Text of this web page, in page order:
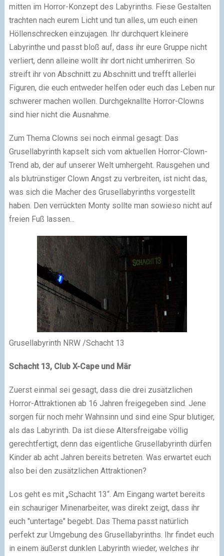
mitten im Horror-Konzept des Labyrinths. Fiese Gestalten
trachten nach eurem Licht und tun alles, um euch einen
Höllenschrecken einzujagen. Ihr durchquert kleinere
Labyrinthe und passt bloß auf, dass ihr eure Gruppe nicht
verliert, denn alleine wollt ihr dort nicht umherirren. So
streift ihr von Abschnitt zu Abschnitt und trefft allerlei
Figuren, die euch entweder helfen oder euch das Leben nur
schwerer machen wollen. Durchgeknallte Horror-Clowns
sind hier nicht die Ausnahme.
Zum Thema Clowns sei noch einmal gesagt: Das
Grusellabyrinth kapselt sich vom aktuellen Horror-Clown-
Trend ab, der auf unserer Welt umhergeht. Rausgehen und
als blutrünstiger Clown Angst zu verbreiten, ist nicht das,
was sich die Macher des Grusellabyrinths vorgestellt
haben. Den verrückten Monty sollte man sowieso nicht auf
freien Fuß lassen...
Grusellabyrinth NRW /Schacht 13
Schacht 13, Club X-Cape und Mär
Zuerst einmal sei gesagt, dass die drei zusätzlichen
Horror-Attraktionen ab 16 Jahren freigegeben sind. Jene
sorgen für noch mehr Wahnsinn und sind eine Spur blutiger,
als das Labyrinth. Da ist diese Altersfreigabe völlig
gerechtfertigt, denn das eigentliche Grusellabyrinth dürfen
Kinder ab acht Jahren bereits betreten. Was erwartet euch
also bei den zusätzlichen Attraktionen?
Los geht es mit „Schacht 13“. Am Eingang wartet bereits
ein schauriger Minenarbeiter, was direkt zeigt, dass ihr
euch "untertage" begebt. Das Thema passt natürlich
perfekt zur Umgebung des Grusellabyrinths. Ihr findet euch
in einem äußerst dunklen Labyrinth wieder, welches ihr